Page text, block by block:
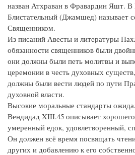
назван Атхраван в Фравардин Яшт.
Блистательный (Джамшед) называет
Священником.
Из писаний Авесты и литературы
обязанности священников были
они должны были петь молитвы и
церемонии в честь духовных
должны были вести людей по пути
духовной власти.
Высокие моральные стандарты
Вендидад XIII.45 описывает
умеренный едок, удовлетворенный,
Он должен всё время посвящать
других и добавлению к его